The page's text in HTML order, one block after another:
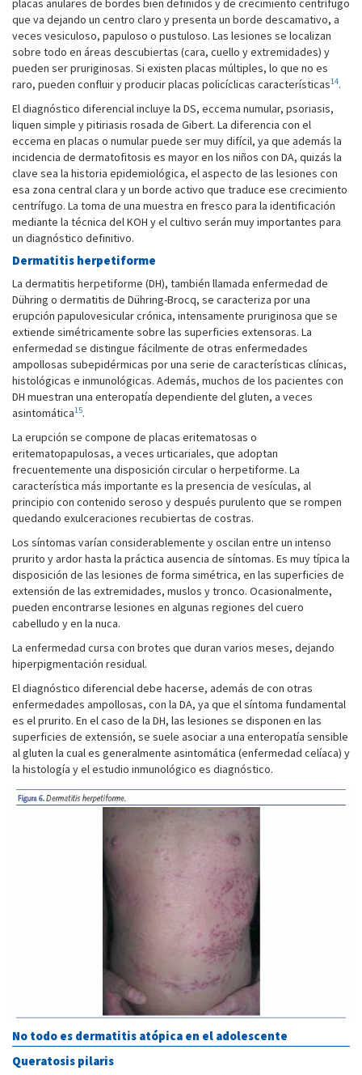
placas anulares de bordes bien definidos y de crecimiento centrífugo
que va dejando un centro claro y presenta un borde descamativo, a
veces vesiculoso, papuloso o pustuloso. Las lesiones se localizan
sobre todo en áreas descubiertas (cara, cuello y extremidades) y
pueden ser pruriginosas. Si existen placas múltiples, lo que no es
raro, pueden confluir y producir placas policíclicas características14.
El diagnóstico diferencial incluye la DS, eccema numular, psoriasis,
liquen simple y pitiriasis rosada de Gibert. La diferencia con el
eccema en placas o numular puede ser muy difícil, ya que además la
incidencia de dermatofitosis es mayor en los niños con DA, quizás la
clave sea la historia epidemiológica, el aspecto de las lesiones con
esa zona central clara y un borde activo que traduce ese crecimiento
centrífugo. La toma de una muestra en fresco para la identificación
mediante la técnica del KOH y el cultivo serán muy importantes para
un diagnóstico definitivo.
Dermatitis herpetiforme
La dermatitis herpetiforme (DH), también llamada enfermedad de
Dühring o dermatitis de Dühring-Brocq, se caracteriza por una
erupción papulovesicular crónica, intensamente pruriginosa que se
extiende simétricamente sobre las superficies extensoras. La
enfermedad se distingue fácilmente de otras enfermedades
ampollosas subepidérmicas por una serie de características clínicas,
histológicas e inmunológicas. Además, muchos de los pacientes con
DH muestran una enteropatía dependiente del gluten, a veces
asintomática15.
La erupción se compone de placas eritematosas o
eritematopapulosas, a veces urticariales, que adoptan
frecuentemente una disposición circular o herpetiforme. La
característica más importante es la presencia de vesículas, al
principio con contenido seroso y después purulento que se rompen
quedando exulceraciones recubiertas de costras.
Los síntomas varían considerablemente y oscilan entre un intenso
prurito y ardor hasta la práctica ausencia de síntomas. Es muy típica la
disposición de las lesiones de forma simétrica, en las superficies de
extensión de las extremidades, muslos y tronco. Ocasionalmente,
pueden encontrarse lesiones en algunas regiones del cuero
cabelludo y en la nuca.
La enfermedad cursa con brotes que duran varios meses, dejando
hiperpigmentación residual.
El diagnóstico diferencial debe hacerse, además de con otras
enfermedades ampollosas, con la DA, ya que el síntoma fundamental
es el prurito. En el caso de la DH, las lesiones se disponen en las
superficies de extensión, se suele asociar a una enteropatía sensible
al gluten la cual es generalmente asintomática (enfermedad celíaca) y
la histología y el estudio inmunológico es diagnóstico.
No todo es dermatitis atópica en el adolescente
Queratosis pilaris